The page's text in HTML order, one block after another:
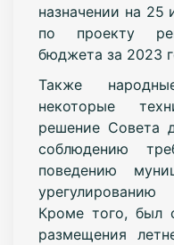
назначении на 25
по проекту
бюджета за 2023
Также
некоторые
решение Совета
соблюдению
поведению
Кроме того, был
размещения